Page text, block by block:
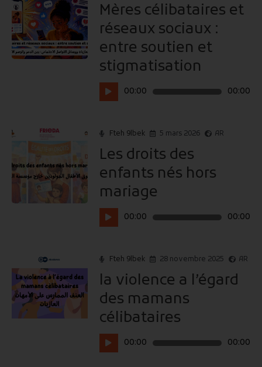
Mères célibataires et
réseaux sociaux :
entre soutien et
stigmatisation
Lecteur
audio
00:00 00:00
Fteh 9lbek 5 mars 2026 AR
Les droits des
enfants nés hors
mariage
Lecteur
audio
00:00 00:00
Fteh 9lbek 28 novembre 2025 AR
la violence a l’égard
des mamans
célibataires
Lecteur
audio
00:00 00:00